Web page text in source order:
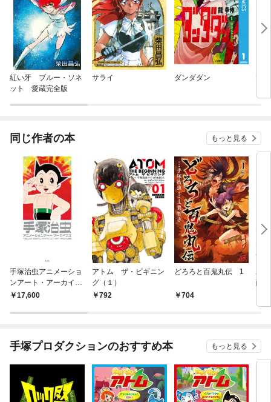
紅い牙 ブルー・ソネ
ット 愛蔵完全版
サライ ダンダダン 斎
同じ作者の本 もっと見る
手塚治虫アニメーショ
ンアート・アーカイブ
ス17,600
アトム ザ・ビギニン
グ（１）
792
どろろと百鬼丸伝 1
704
ユ
醒
手塚プロダクションのおすすめ本 もっと見る